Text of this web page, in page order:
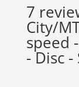
7
City/
speed
- Disc